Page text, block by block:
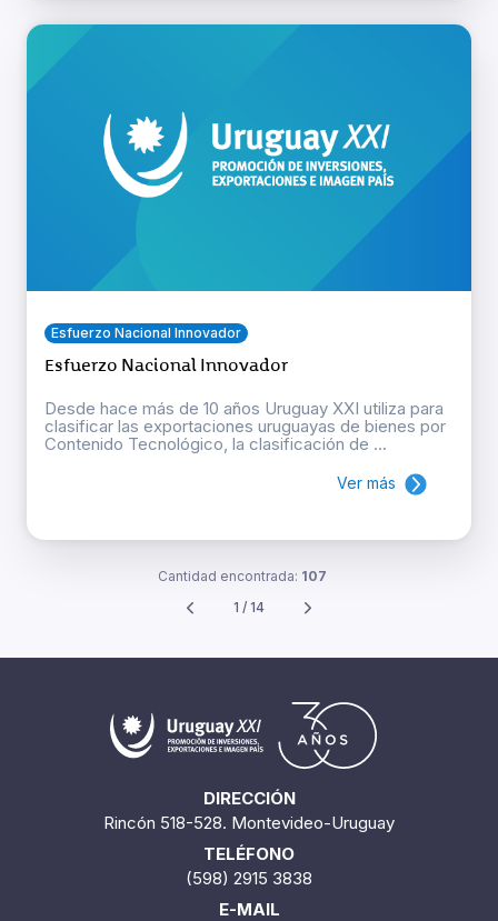
Esfuerzo Nacional Innovador
Esfuerzo Nacional Innovador
Desde hace más de 10 años Uruguay XXI utiliza para
clasificar las exportaciones uruguayas de bienes por
Contenido Tecnológico, la clasificación de ...
Ver más
Cantidad encontrada: 107
1 / 14
DIRECCIÓN
Rincón 518-528. Montevideo-Uruguay
TELÉFONO
(598) 2915 3838
E-MAIL